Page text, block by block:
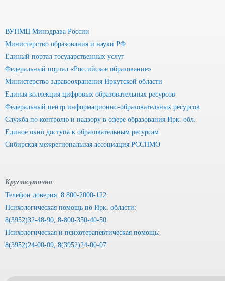
ВУНМЦ Минздрава России
Министерство образования и науки РФ
Единый портал государственных услуг
Федеральный портал «Российское образование»
Министерство здравоохранения Иркутской области
Единая коллекция цифровых образовательных ресурсов
Федеральный центр информационно-образовательных ресурсов
Служба по контролю и надзору в сфере образования Ирк. обл.
Единое окно доступа к образовательным ресурсам
Сибирская межрегиональная ассоциация РССПМО
Круглосуточно:
Телефон доверия: 8 800-2000-122
Психологическая помощь по Ирк. области:
8(3952)32-48-90, 8-800-350-40-50
Психологическая и психотерапевтическая помощь:
8(3952)24-00-09, 8(3952)24-00-07